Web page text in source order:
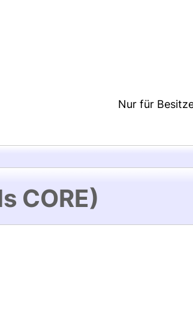
Nur für
CORE)